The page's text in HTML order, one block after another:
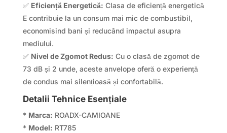
✅ Eficiență Energetică: Clasa de eficiență energetică
E contribuie la un consum mai mic de combustibil,
economisind bani și reducând impactul asupra
mediului.
✅ Nivel de Zgomot Redus: Cu o clasă de zgomot de
73 dB și 2 unde, aceste anvelope oferă o experiență
de condus mai silențioasă și confortabilă.
Detalii Tehnice Esențiale
* Marca: ROADX-CAMIOANE
* Model: RT785